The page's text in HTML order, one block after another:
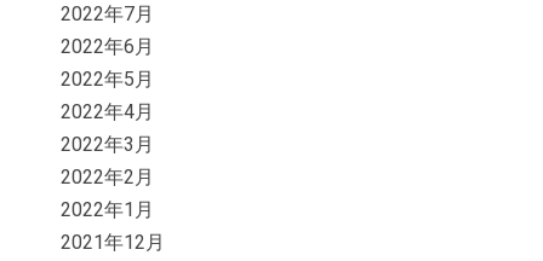
2022年7月
2022年6月
2022年5月
2022年4月
2022年3月
2022年2月
2022年1月
2021年12月